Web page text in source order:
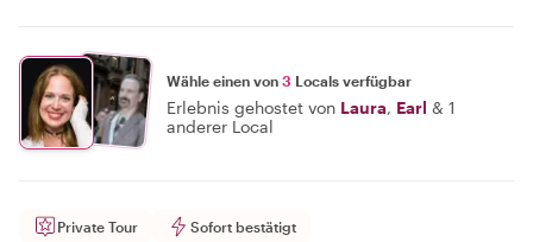
Wähle einen von 3 Locals verfügbar
Erlebnis gehostet von Laura, Earl & 1
anderer Local
Private Tour Sofort bestätigt